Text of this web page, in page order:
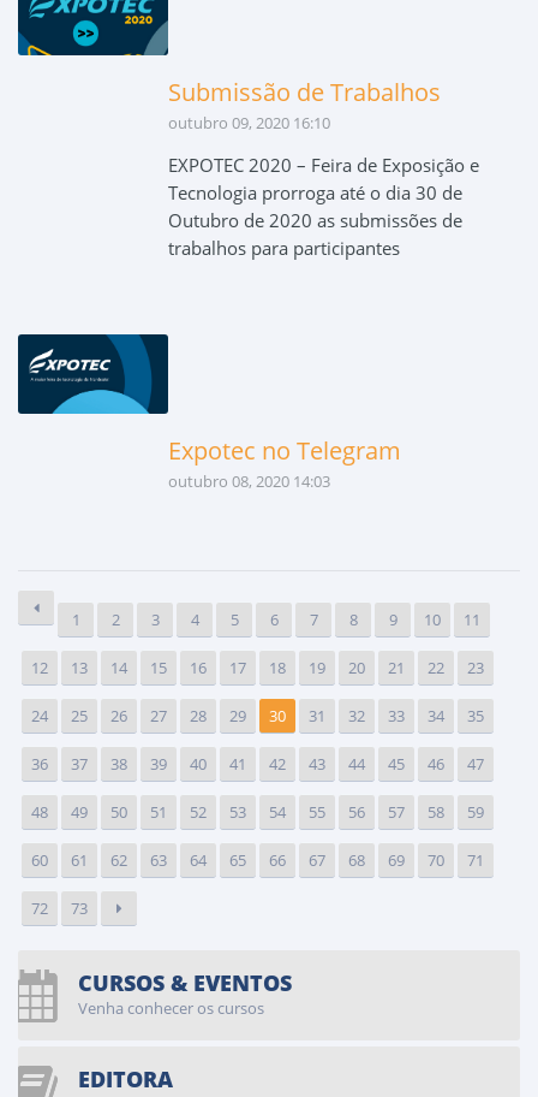
Submissão de Trabalhos
outubro 09, 2020 16:10
EXPOTEC 2020 – Feira de Exposição e
Tecnologia prorroga até o dia 30 de
Outubro de 2020 as submissões de
trabalhos para participantes
Expotec no Telegram
outubro 08, 2020 14:03
1 2 3 4 5 6 7 8 9 10 11
12 13 14 15 16 17 18 19 20 21 22 23
24 25 26 27 28 29 30 31 32 33 34 35
36 37 38 39 40 41 42 43 44 45 46 47
48 49 50 51 52 53 54 55 56 57 58 59
60 61 62 63 64 65 66 67 68 69 70 71
72 73
CURSOS & EVENTOS
Venha conhecer os cursos
EDITORA